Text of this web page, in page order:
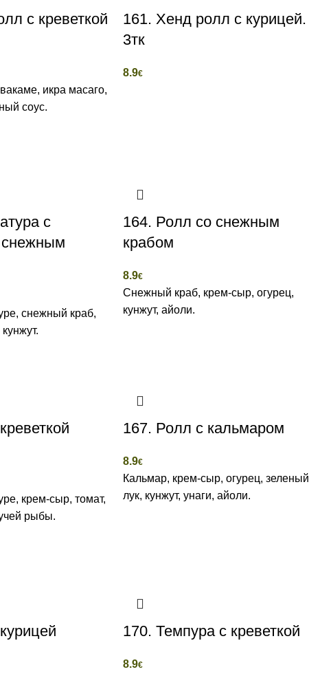
с креветкой
икра масаго,
соус.
161. Хенд ролл с курицей.
3тк
8.9€
с
снежным
снежный краб,
164. Ролл со снежным
крабом
8.9€
Снежный краб, крем-сыр, огурец,
кунжут, айоли.
крем-сыр, томат,
рыбы.
167. Ролл с кальмаром
8.9€
Кальмар, крем-сыр, огурец, зеленый
лук, кунжут, унаги, айоли.
170. Темпура с креветкой
8.9€